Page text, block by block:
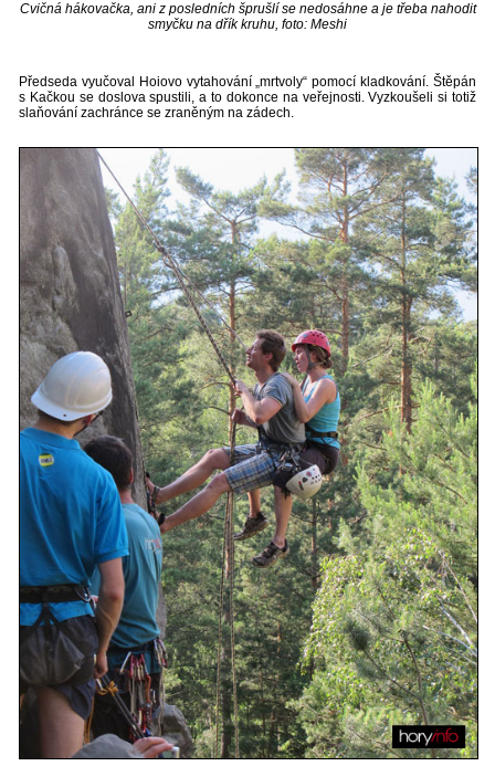
Cvičná hákovačka, ani z posledních šprušlí se nedosáhne a je třeba nahodit
smyčku na dřík kruhu, foto: Meshi
Předseda vyučoval Hoiovo vytahování „mrtvoly“ pomocí kladkování. Štěpán
s Kačkou se doslova spustili, a to dokonce na veřejnosti. Vyzkoušeli si totiž
slaňování zachránce se zraněným na zádech.